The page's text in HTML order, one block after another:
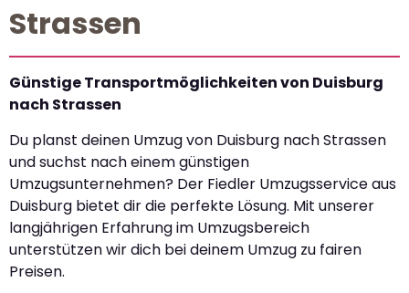
Strassen
Günstige Transportmöglichkeiten von Duisburg
nach Strassen
Du planst deinen Umzug von Duisburg nach Strassen
und suchst nach einem günstigen
Umzugsunternehmen? Der Fiedler Umzugsservice aus
Duisburg bietet dir die perfekte Lösung. Mit unserer
langjährigen Erfahrung im Umzugsbereich
unterstützen wir dich bei deinem Umzug zu fairen
Preisen.